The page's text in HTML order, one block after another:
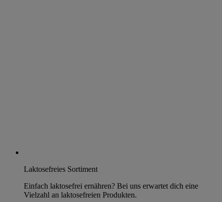
Laktosefreies Sortiment
Einfach laktosefrei ernähren? Bei uns erwartet dich eine
Vielzahl an laktosefreien Produkten.